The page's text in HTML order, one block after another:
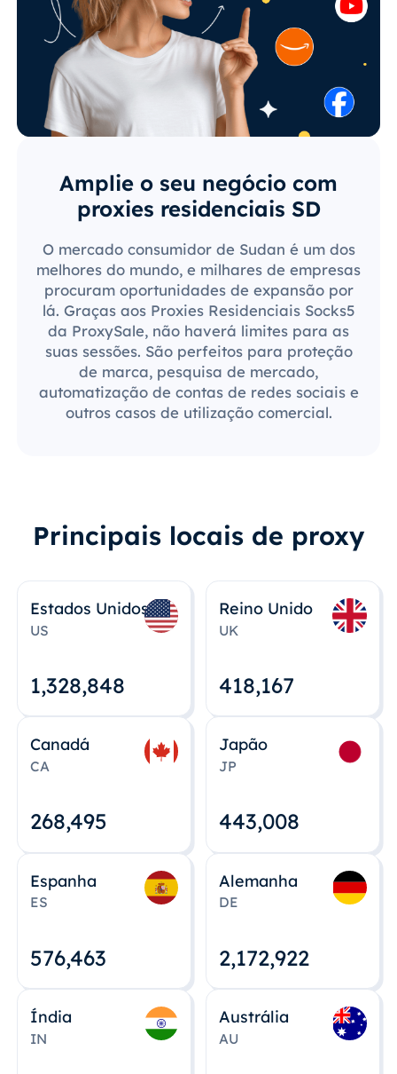
Amplie o seu negócio com
proxies residenciais SD
O mercado consumidor de Sudan é um dos
melhores do mundo, e milhares de empresas
procuram oportunidades de expansão por
lá. Graças aos Proxies Residenciais Socks5
da ProxySale, não haverá limites para as
suas sessões. São perfeitos para proteção
de marca, pesquisa de mercado,
automatização de contas de redes sociais e
outros casos de utilização comercial.
Principais locais de proxy
Estados Unidos
US
1,328,848
Reino Unido
UK
418,167
Canadá
CA
268,495
Japão
JP
443,008
Espanha
ES
576,463
Alemanha
DE
2,172,922
Índia
IN
Austrália
AU